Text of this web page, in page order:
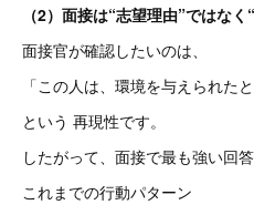
（2）面接は“志望理由”ではな
面接官が確認したいのは、
「この人は、環境を与えられた
という 再現性です。
したがって、面接で最も強い回
これまでの行動パターン